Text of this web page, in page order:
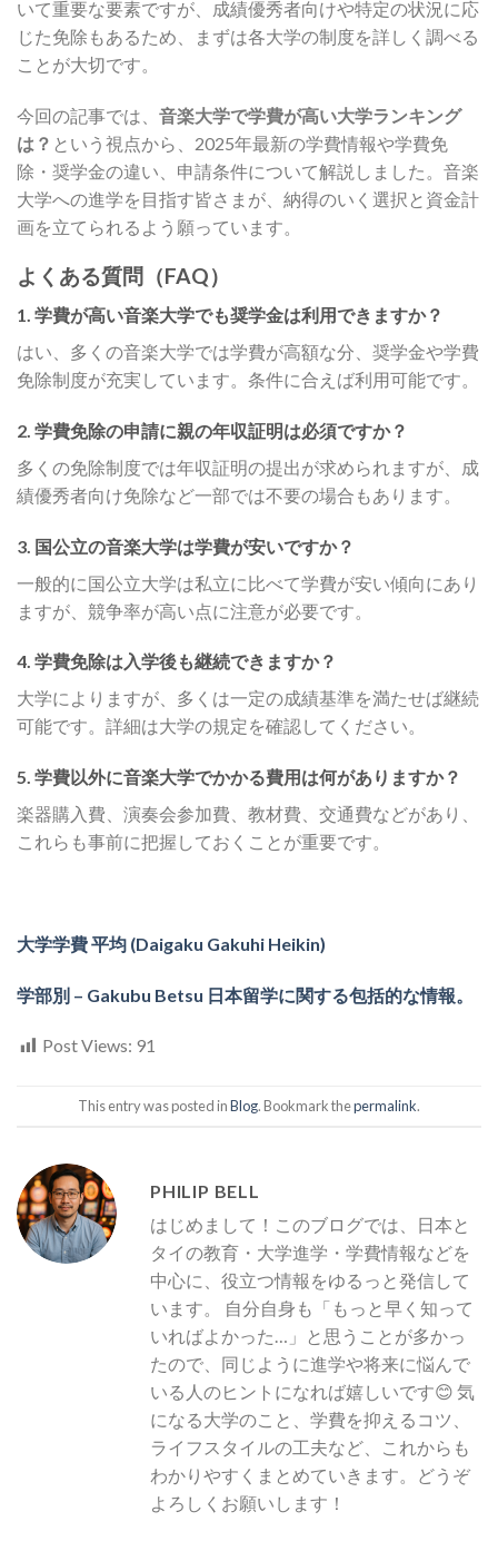
いて重要な要素ですが、成績優秀者向けや特定の状況に応
じた免除もあるため、まずは各大学の制度を詳しく調べる
ことが大切です。
今回の記事では、 音楽大学で学費が高い大学ランキング
は？ という視点から、2025年最新の学費情報や学費免
除・奨学金の違い、申請条件について解説しました。音楽
大学への進学を目指す皆さまが、納得のいく選択と資金計
画を立てられるよう願っています。
よくある質問（FAQ）
1. 学費が高い音楽大学でも奨学金は利用できますか？
はい、多くの音楽大学では学費が高額な分、奨学金や学費
免除制度が充実しています。条件に合えば利用可能です。
2. 学費免除の申請に親の年収証明は必須ですか？
多くの免除制度では年収証明の提出が求められますが、成
績優秀者向け免除など一部では不要の場合もあります。
3. 国公立の音楽大学は学費が安いですか？
一般的に国公立大学は私立に比べて学費が安い傾向にあり
ますが、競争率が高い点に注意が必要です。
4. 学費免除は入学後も継続できますか？
大学によりますが、多くは一定の成績基準を満たせば継続
可能です。詳細は大学の規定を確認してください。
5. 学費以外に音楽大学でかかる費用は何がありますか？
楽器購入費、演奏会参加費、教材費、交通費などがあり、
これらも事前に把握しておくことが重要です。
大学学費 平均 (Daigaku Gakuhi Heikin)
学部別 – Gakubu Betsu 日本留学に関する包括的な情報。
Post Views: 91
This entry was posted inBlog. Bookmark thepermalink.
PHILIP BELL
はじめまして！このブログでは、日本と
タイの教育・大学進学・学費情報などを
中心に、役立つ情報をゆるっと発信して
います。 自分自身も「もっと早く知って
いればよかった…」と思うことが多かっ
たので、同じように進学や将来に悩んで
いる人のヒントになれば嬉しいです😊 気
になる大学のこと、学費を抑えるコツ、
ライフスタイルの工夫など、これからも
わかりやすくまとめていきます。どうぞ
よろしくお願いします！